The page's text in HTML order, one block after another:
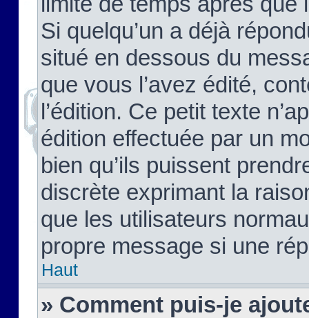
Si quelqu’un a déjà
situé en dessous du
que vous l’avez édité,
l’édition. Ce petit texte
édition effectuée par un
bien qu’ils puissent
discrète exprimant la
que les utilisateurs
propre message si une
Haut
» Comment puis-je